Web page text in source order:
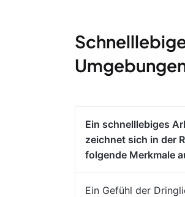
Ein schnelllebiges
zeichnet sich in der
folgende Merkmale
Ein Gefühl der